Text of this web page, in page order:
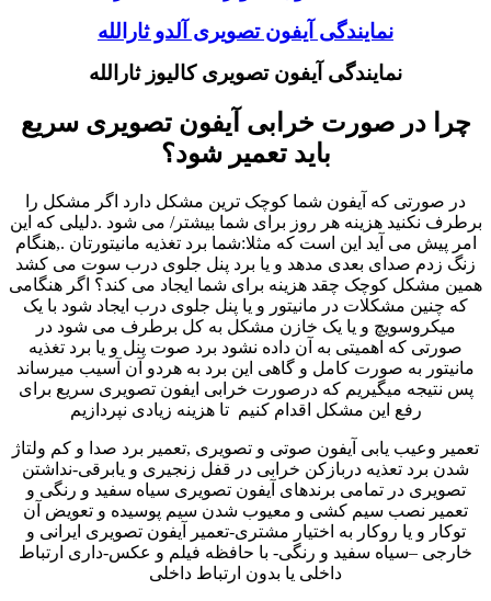
نمایندگی آیفون تصویری آلدو ثارالله
نمایندگی آیفون تصویری کالیوز ثارالله
چرا در صورت خرابی آیفون تصویری سریع
باید تعمیر شود؟
در صورتی که آیفون شما کوچک ترین مشکل دارد اگر مشکل را
برطرف نکنید هزینه هر روز برای شما بیشتر/ می شود .دلیلی که این
امر پیش می آید این است که مثلا:شما برد تغذیه مانیتورتان .,هنگام
زنگ زدم صدای بعدی مدهد و یا برد پنل جلوی درب سوت می کشد
همین مشکل کوچک چقد هزینه برای شما ایجاد می کند؟ اگر هنگامی
که چنین مشکلات در مانیتور و یا پنل جلوی درب ایجاد شود با یک
میکروسویچ و یا یک خازن مشکل به کل برطرف می شود در
صورتی که اهمیتی به آن داده نشود برد صوت پنل و یا برد تغذیه
مانیتور به صورت کامل و گاهی این برد به هردو آن آسیب میرساند
پس نتیجه میگیریم که درصورت خرابی ایفون تصویری سریع برای
رفع این مشکل اقدام کنیم تا هزینه زیادی نپردازیم
تعمیر وعیب یابی آیفون صوتی و تصویری ,تعمیر برد صدا و کم ولتاژ
شدن برد تعذیه دربازکن خرابی در قفل زنجیری و یابرقی-نداشتن
تصویری در تمامی برندهای آیفون تصویری سیاه سفید و رنگی و
تعمیر نصب سیم کشی و معیوب شدن سیم پوسیده و تعویض آن
توکار و یا روکار به اختیار مشتری-تعمیر آیفون تصویری ایرانی و
خارجی –سیاه سفید و رنگی- با حافظه فیلم و عکس-داری ارتباط
داخلی یا بدون ارتباط داخلی